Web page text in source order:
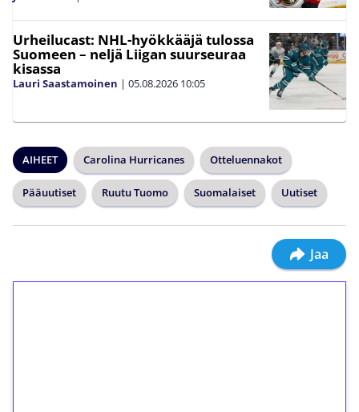
Urheilucast: NHL-hyökkääjä tulossa
Suomeen – neljä Liigan suurseuraa
kisassa
Lauri Saastamoinen | 05.08.2026 10:05
AIHEET Carolina Hurricanes Otteluennakot
Pääuutiset Ruutu Tuomo Suomalaiset Uutiset
Jaa